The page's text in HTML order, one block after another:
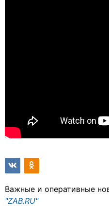
Важные и оперативные
"ZAB.RU"